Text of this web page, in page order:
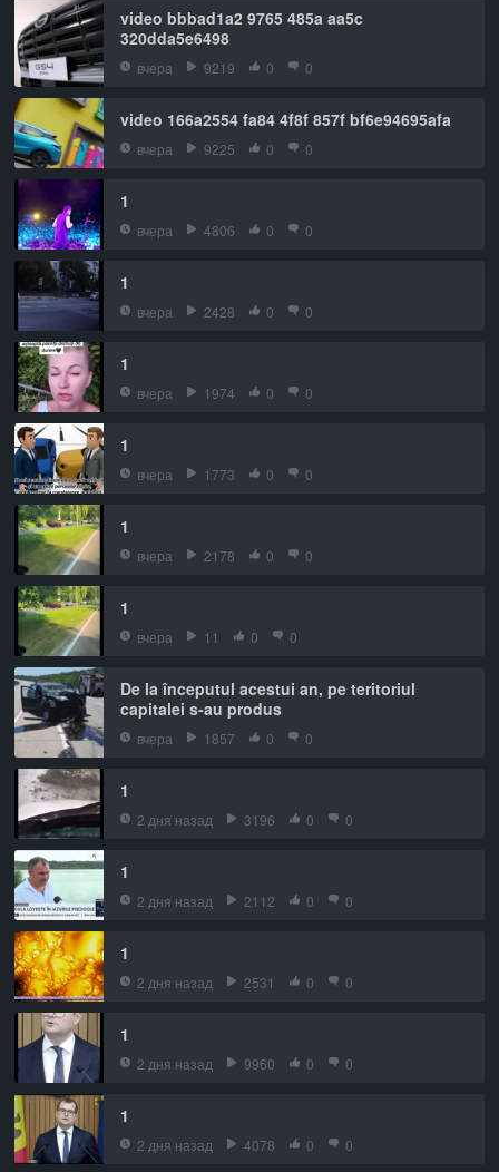
video bbbad1a2 9765 485a aa5c
320dda5e6498
вчера 9219 0 0
video 166a2554 fa84 4f8f 857f bf6e94695afa
вчера 9225 0 0
1
вчера 4806 0 0
1
вчера 2428 0 0
1
вчера 1974 0 0
1
вчера 1773 0 0
1
вчера 2178 0 0
1
вчера 11 0 0
De la începutul acestui an, pe teritoriul
capitalei s-au produs
вчера 1857 0 0
1
2 дня назад 3196 0 0
1
2 дня назад 2112 0 0
1
2 дня назад 2531 0 0
1
2 дня назад 9960 0 0
1
2 дня назад 4078 0 0